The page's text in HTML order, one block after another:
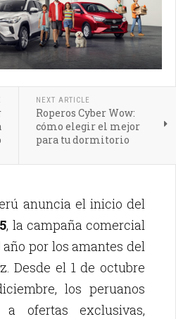
NEXT ARTICLE
Roperos Cyber Wow:
cómo elegir el mejor
para tu dormitorio
anuncia el inicio del
, la campaña comercial
por los amantes del
Desde el 1 de octubre
los peruanos
a ofertas exclusivas,